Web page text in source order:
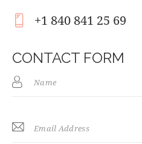
E-
m
:
on
e:
+1 840 841 25 69
CONTACT FORM